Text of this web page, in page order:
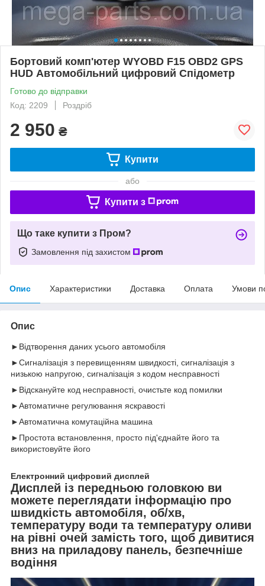
Бортовий комп'ютер WYOBD F15 OBD2 GPS
HUD Автомобільний цифровий Спідометр
Готово до відправки
Код: 2209
Роздріб
2 950 ₴
Купити
або
Купити з
Що таке купити з Пром?
Замовлення під захистом
Опис Характеристики Доставка Оплата Умови
Опис
►Відтворення даних усього автомобіля
►Сигналізація з перевищенням швидкості, сигналізація з
низькою напругою, сигналізація з кодом несправності
►Відскануйте код несправності, очистьте код помилки
►Автоматичне регулювання яскравості
►Автоматична комутаційна машина
►Простота встановлення, просто під'єднайте його та
використовуйте його
Електронний цифровий дисплей
Дисплей із передньою головкою ви
можете переглядати інформацію про
швидкість автомобіля, об/хв,
температуру води та температуру оливи
на рівні очей замість того, щоб дивитися
вниз на приладову панель, безпечніше
водіння